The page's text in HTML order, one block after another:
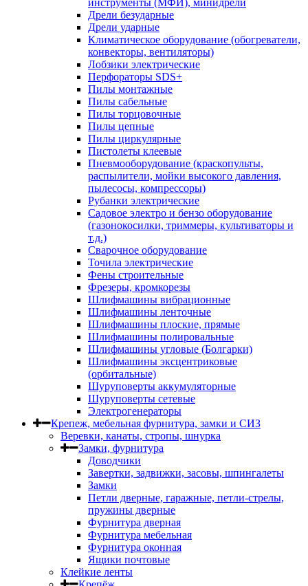
инструменты (МФИ), минидрели
Дрели безударные
Дрели ударные
Климатическое оборудование (обогреватели,
конвекторы, вентиляторы)
Лобзики электрические
Перфораторы SDS+
Пилы монтажные
Пилы сабельные
Пилы торцовочные
Пилы цепные
Пилы циркулярные
Пистолеты клеевые
Пневмооборудование (краскопульты,
распылители, мойки высокого давления,
пылесосы, компрессоры)
Рубанки электрические
Садовое электро и бензо оборудование
(газонокосилки, триммеры, культиваторы и
т.д.)
Сварочное оборудование
Точила электрические
Фены строительные
Фрезеры, кромкорезы
Шлифмашины вибрационные
Шлифмашины ленточные
Шлифмашины плоские, прямые
Шлифмашины полировальные
Шлифмашины угловые (Болгарки)
Шлифмашины эксцентриковые
(орбитальные)
Шуруповерты аккумуляторные
Шуруповерты сетевые
Электрогенераторы
Крепеж, мебельная фурнитура, замки и СИЗ
Веревки, канаты, стропы, шнурка
Замки, фурнитура
Доводчики
Завертки, задвижки, засовы, шпингалеты
Замки
Петли дверные, гаражные, петли-стрелы,
пружины дверные
Фурнитура дверная
Фурнитура мебельная
Фурнитура оконная
Ящики почтовые
Клейкие ленты